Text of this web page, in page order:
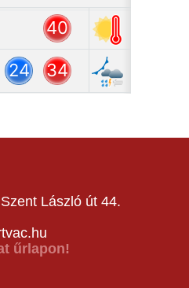
László út 44.
űrlapon!